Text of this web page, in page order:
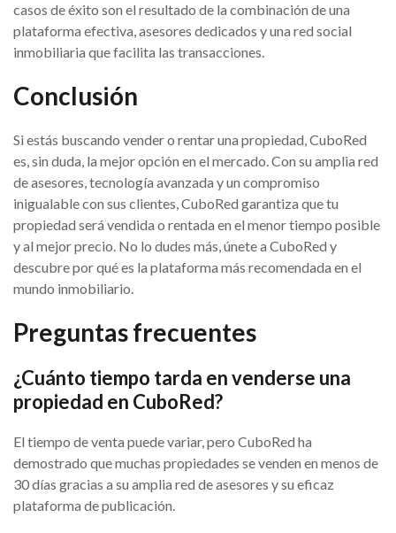
casos de éxito son el resultado de la combinación de una
plataforma efectiva, asesores dedicados y una red social
inmobiliaria que facilita las transacciones.
Conclusión
Si estás buscando vender o rentar una propiedad, CuboRed
es, sin duda, la mejor opción en el mercado. Con su amplia red
de asesores, tecnología avanzada y un compromiso
inigualable con sus clientes, CuboRed garantiza que tu
propiedad será vendida o rentada en el menor tiempo posible
y al mejor precio. No lo dudes más, únete a CuboRed y
descubre por qué es la plataforma más recomendada en el
mundo inmobiliario.
Preguntas frecuentes
¿Cuánto tiempo tarda en venderse una
propiedad en CuboRed?
El tiempo de venta puede variar, pero CuboRed ha
demostrado que muchas propiedades se venden en menos de
30 días gracias a su amplia red de asesores y su eficaz
plataforma de publicación.